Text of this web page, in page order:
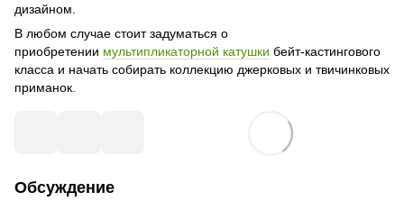
дизайном.
В любом случае стоит задуматься о
приобретении мультипликаторной катушки бейт-кастингового
класса и начать собирать коллекцию джерковых и твичинковых
приманок.
Обсуждение